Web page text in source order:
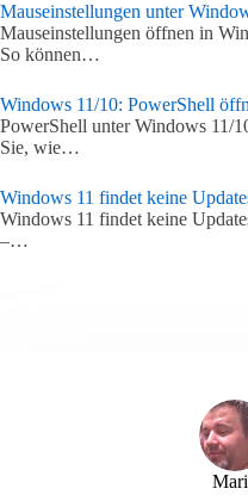
Mauseinstellungen unter
Mauseinstellungen öffnen in
So können…
Windows 11/10: PowerShell
PowerShell unter Windows 11/
Sie, wie…
Windows 11 findet keine
Windows 11 findet keine
–…